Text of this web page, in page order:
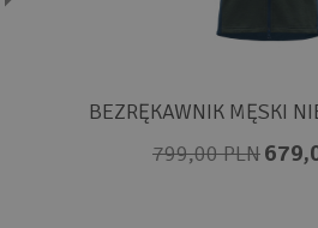
BEZRĘKAWNIK MĘSKI
799,00 PLN